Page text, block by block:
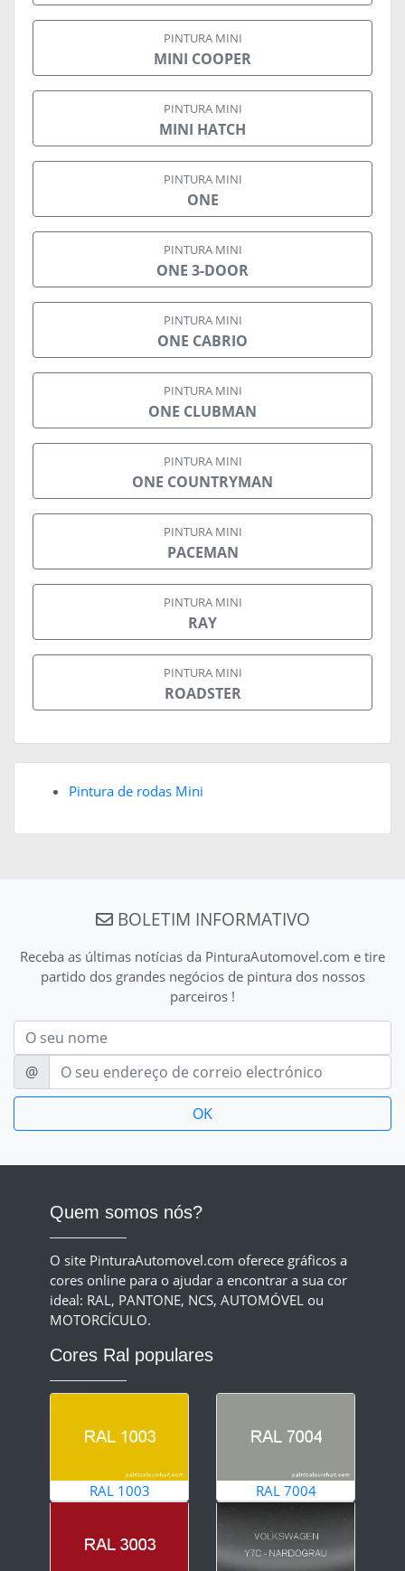
PINTURA MINI
MINI COOPER
PINTURA MINI
MINI HATCH
PINTURA MINI
ONE
PINTURA MINI
ONE 3-DOOR
PINTURA MINI
ONE CABRIO
PINTURA MINI
ONE CLUBMAN
PINTURA MINI
ONE COUNTRYMAN
PINTURA MINI
PACEMAN
PINTURA MINI
RAY
PINTURA MINI
ROADSTER
Pintura de rodas Mini
BOLETIM INFORMATIVO
Receba as últimas notícias da PinturaAutomovel.com e tire
partido dos grandes negócios de pintura dos nossos
parceiros !
Nom
E-mail
@
Quem somos nós?
O site PinturaAutomovel.com oferece gráficos a
cores online para o ajudar a encontrar a sua cor
ideal: RAL, PANTONE, NCS, AUTOMÓVEL ou
MOTORCÍCULO.
Cores Ral populares
RAL 1003 RAL 7004